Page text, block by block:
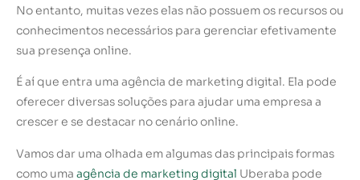
No entanto, muitas vezes elas não possuem os recursos ou
conhecimentos necessários para gerenciar efetivamente
sua presença online.
É aí que entra uma agência de marketing digital. Ela pode
oferecer diversas soluções para ajudar uma empresa a
crescer e se destacar no cenário online.
Vamos dar uma olhada em algumas das principais formas
como uma agência de marketing digital Uberaba pode